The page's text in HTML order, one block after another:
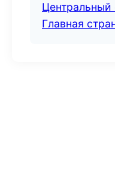
Центральный
Главная